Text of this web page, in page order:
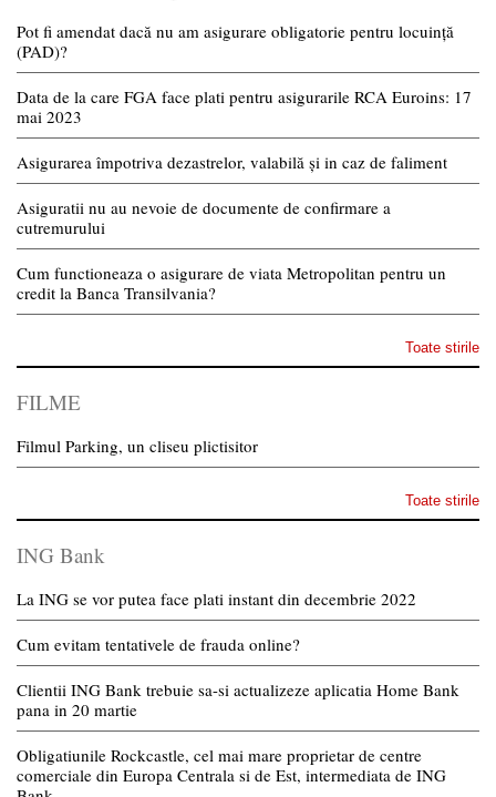
Pot fi amendat dacă nu am asigurare obligatorie pentru locuință
(PAD)?
Data de la care FGA face plati pentru asigurarile RCA Euroins: 17
mai 2023
Asigurarea împotriva dezastrelor, valabilă și in caz de faliment
Asiguratii nu au nevoie de documente de confirmare a
cutremurului
Cum functioneaza o asigurare de viata Metropolitan pentru un
credit la Banca Transilvania?
Toate stirile
FILME
Filmul Parking, un cliseu plictisitor
Toate stirile
ING Bank
La ING se vor putea face plati instant din decembrie 2022
Cum evitam tentativele de frauda online?
Clientii ING Bank trebuie sa-si actualizeze aplicatia Home Bank
pana in 20 martie
Obligatiunile Rockcastle, cel mai mare proprietar de centre
comerciale din Europa Centrala si de Est, intermediata de ING